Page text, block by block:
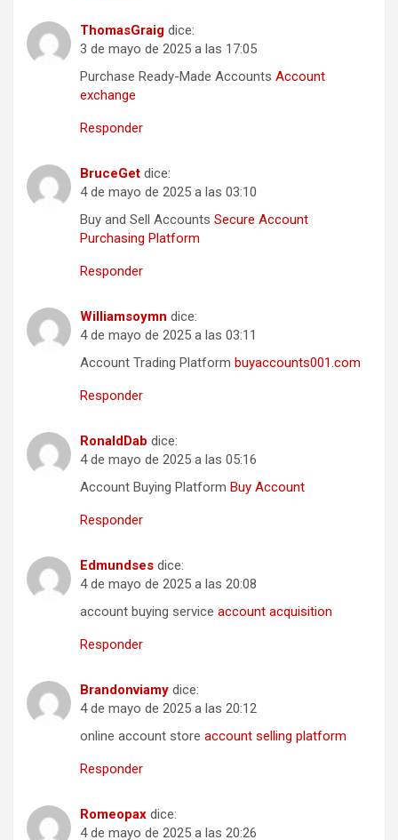
ThomasGraig dice:
3 de mayo de 2025 a las 17:05
Purchase Ready-Made Accounts Account
exchange
Responder
BruceGet dice:
4 de mayo de 2025 a las 03:10
Buy and Sell Accounts Secure Account
Purchasing Platform
Responder
Williamsoymn dice:
4 de mayo de 2025 a las 03:11
Account Trading Platform buyaccounts001.com
Responder
RonaldDab dice:
4 de mayo de 2025 a las 05:16
Account Buying Platform Buy Account
Responder
Edmundses dice:
4 de mayo de 2025 a las 20:08
account buying service account acquisition
Responder
Brandonviamy dice:
4 de mayo de 2025 a las 20:12
online account store account selling platform
Responder
Romeopax dice:
4 de mayo de 2025 a las 20:26